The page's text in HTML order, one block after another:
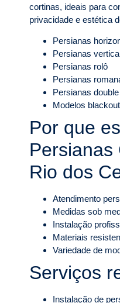
cortinas, ideais para
privacidade e estética
Persianas
Persianas
Persianas rolô
Persianas
Persianas
Modelos
Por que
Persianas
Rio dos
Atendimento
Medidas sob
Instalação
Materiais
Variedade de
Serviços
Instalação de